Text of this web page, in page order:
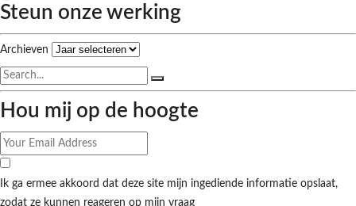
Steun onze werking
Archieven
Hou mij op de hoogte
Ik ga ermee akkoord dat deze site mijn ingediende informatie opslaat,
zodat ze kunnen reageren op mijn vraag